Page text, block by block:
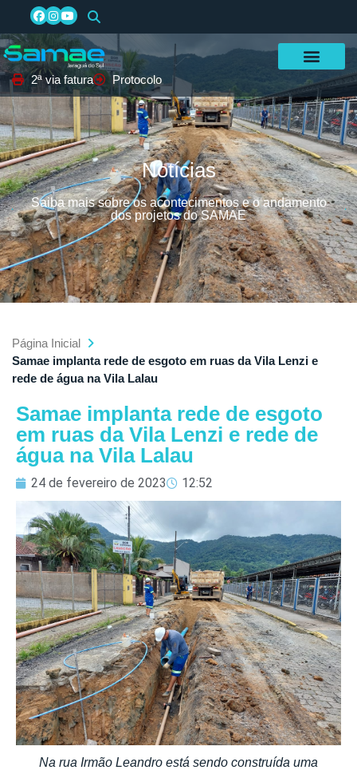
2ª via fatura Protocolo
Notícias
Saiba mais sobre os acontecimentos e o andamento
dos projetos do SAMAE
Página Inicial
Samae implanta rede de esgoto em ruas da Vila Lenzi e
rede de água na Vila Lalau
Samae implanta rede de esgoto
em ruas da Vila Lenzi e rede de
água na Vila Lalau
24 de fevereiro de 2023 12:52
Na rua Irmão Leandro está sendo construída uma